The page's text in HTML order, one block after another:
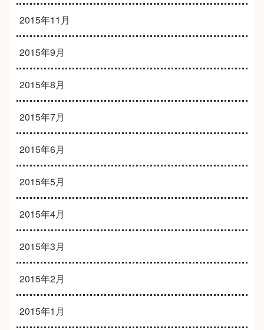
2015年11月
2015年9月
2015年8月
2015年7月
2015年6月
2015年5月
2015年4月
2015年3月
2015年2月
2015年1月